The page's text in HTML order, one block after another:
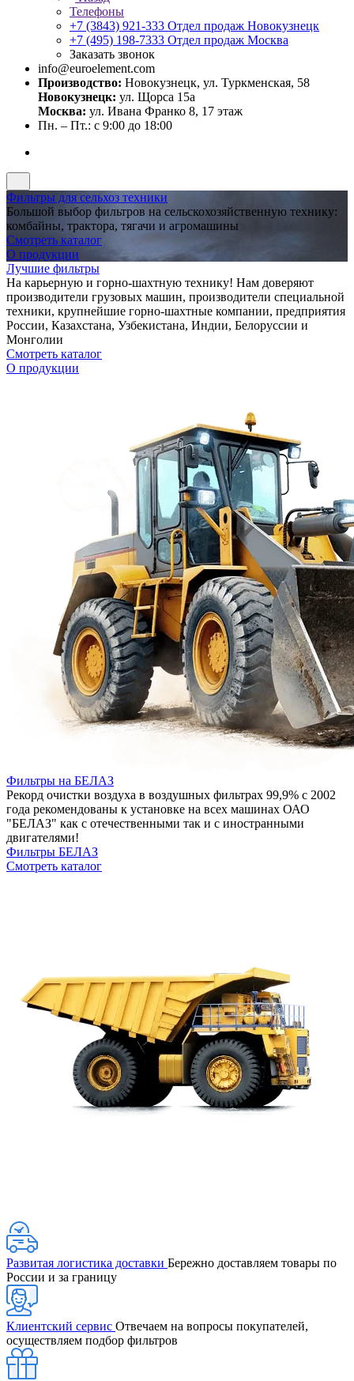
Телефоны
+7 (3843) 921-333 Отдел продаж Новокузнецк
+7 (495) 198-7333 Отдел продаж Москва
Заказать звонок
info@euroelement.com
Производство: Новокузнецк, ул. Туркменская, 58
Новокузнецк: ул. Щорса 15а
Москва: ул. Ивана Франко 8, 17 этаж
Пн. – Пт.: с 9:00 до 18:00
Фильтры для сельхоз техники
Большой выбор фильтров на сельскохозяйственную технику:
комбайны, трактора, тягачи и агромашины
Смотреть каталог
О продукции
Лучшие фильтры
На карьерную и горно-шахтную технику! Нам доверяют
производители грузовых машин, производители специальной
техники, крупнейшие горно-шахтные компании, предприятия
России, Казахстана, Узбекистана, Индии, Белоруссии и
Монголии
Смотреть каталог
О продукции
Фильтры на БЕЛАЗ
Рекорд очистки воздуха в воздушных фильтрах 99,9% с 2002
года рекомендованы к установке на всех машинах ОАО
"БЕЛАЗ" как с отечественными так и с иностранными
двигателями!
Фильтры БЕЛАЗ
Смотреть каталог
Развитая логистика доставки Бережно доставляем товары по
России и за границу
Клиентский сервис Отвечаем на вопросы покупателей,
осуществляем подбор фильтров